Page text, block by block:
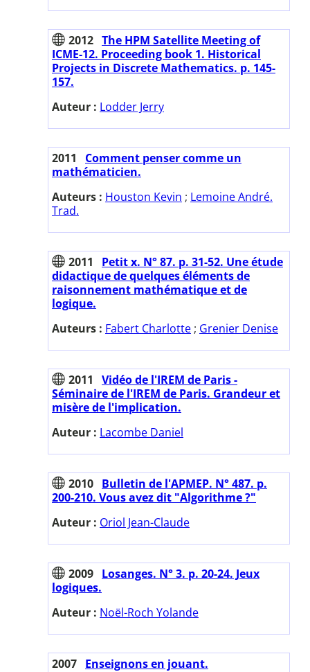
2012 The HPM Satellite Meeting of
ICME-12. Proceeding book 1. Historical
Projects in Discrete Mathematics. p. 145-
157.
Auteur : Lodder Jerry
2011
Comment penser comme un
mathématicien.
Auteurs : Houston Kevin ; Lemoine André.
Trad.
2011
Petit x. N° 87. p. 31-52. Une étude
didactique de quelques éléments de
raisonnement mathématique et de
logique.
Auteurs : Fabert Charlotte ; Grenier Denise
2011
Vidéo de l'IREM de Paris -
Séminaire de l'IREM de Paris. Grandeur et
misère de l'implication.
Auteur : Lacombe Daniel
2010 Bulletin de l'APMEP. N° 487. p.
200-210. Vous avez dit "Algorithme ?"
Auteur : Oriol Jean-Claude
2009 Losanges. N° 3. p. 20-24. Jeux
logiques.
Auteur : Noël-Roch Yolande
2007 Enseignons en jouant.